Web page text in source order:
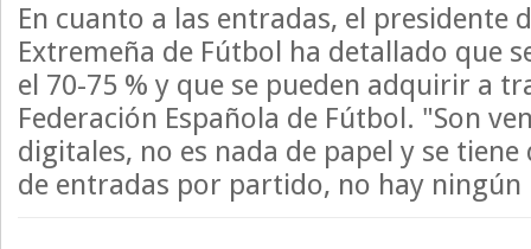
En cuanto a las entradas, el presidente
Extremeña de Fútbol ha detallado que
el 70-75 % y que se pueden adquirir a
Federación Española de Fútbol. "Son
digitales, no es nada de papel y se
de entradas por partido, no hay